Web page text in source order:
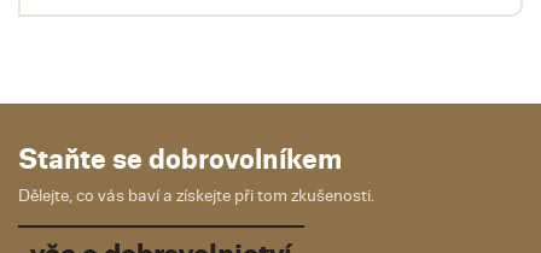
Staňte se dobrovolníkem
Dělejte, co vás baví a získejte při tom zkušenosti.